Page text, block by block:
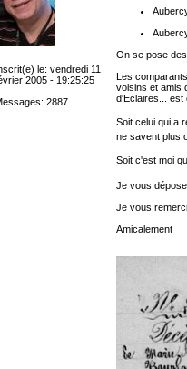
le: vendredi 11
2005 - 19:25:25
2887
On se pose
Les
voisins et amis
d'Eclaires... est
Soit celui qui a
ne savent plus
Soit c'est moi
Je vous
Je vous
Amicalement